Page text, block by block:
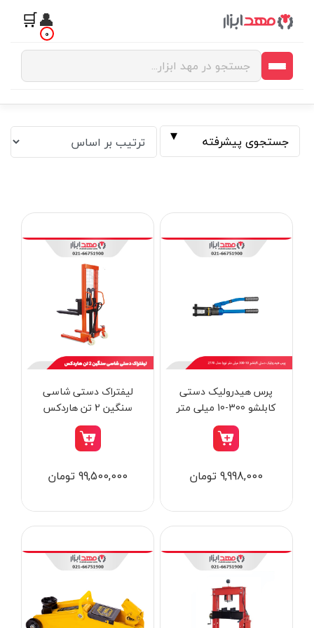
👤
🛒 0
جستجوی پیشرفته
تومان
ابزار جوش و برش
ابزار اندازه گیری دقیق و لیزری
ابزار باغبانی
ابزار نجاری
ابزار بادی
برند ها
پرس هیدرولیک دستی
کابلشو 300-10 میلی‌ متر
نووا مدل 2770
9,998,000 تومان
لیفتراک دستی شاسی
سنگین 2 تن هاردکس
99,500,000 تومان